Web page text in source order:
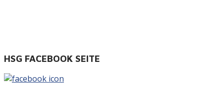
HSG FACEBOOK SEITE